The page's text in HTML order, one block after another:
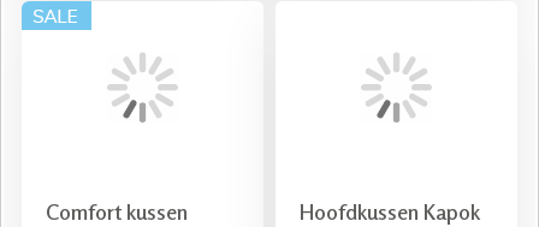
Comfort kussen Hoofdkussen Kapok